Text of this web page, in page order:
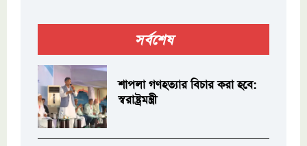
সর্বশেষ
শাপলা গণহত্যার বিচার করা হবে:
স্বরাষ্ট্রমন্ত্রী